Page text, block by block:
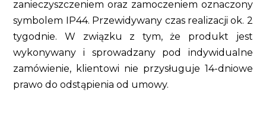
zanieczyszczeniem oraz zamoczeniem oznaczony
symbolem IP44. Przewidywany czas realizacji ok. 2
tygodnie. W związku z tym, że produkt jest
wykonywany i sprowadzany pod indywidualne
zamówienie, klientowi nie przysługuje 14-dniowe
prawo do odstąpienia od umowy.